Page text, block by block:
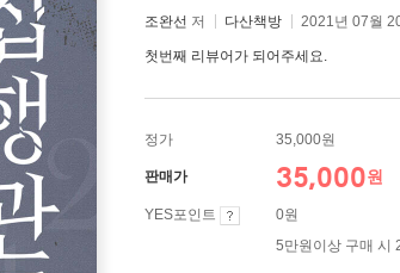
조완선 저 다산책방 2021년 07월
첫번째 리뷰어가 되어주세요.
정가 35,000원
판매가 35,000원
YES포인트
0원
5만원이상 구매 시